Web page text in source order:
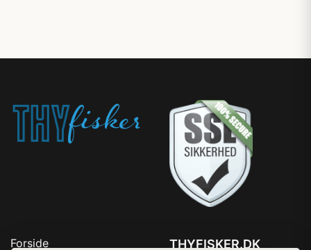
Forside THYFISKER.DK